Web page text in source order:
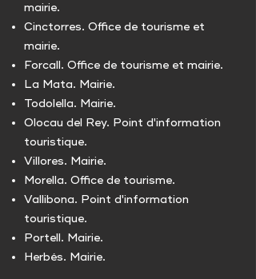
mairie.
Cinctorres. Office de tourisme et
mairie.
Forcall. Office de tourisme et mairie.
La Mata. Mairie.
Todolella. Mairie.
Olocau del Rey. Point d'information
touristique.
Villores. Mairie.
Morella. Office de tourisme.
Vallibona. Point d'information
touristique.
Portell. Mairie.
Herbés. Mairie.